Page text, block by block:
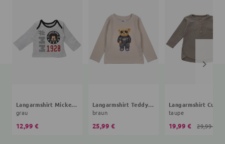
Langarmshirt Mickey Mouse
grau
12,99 €
Langarmshirt Teddybär
braun
25,99 €
taupe
19,99 € 29,99 €